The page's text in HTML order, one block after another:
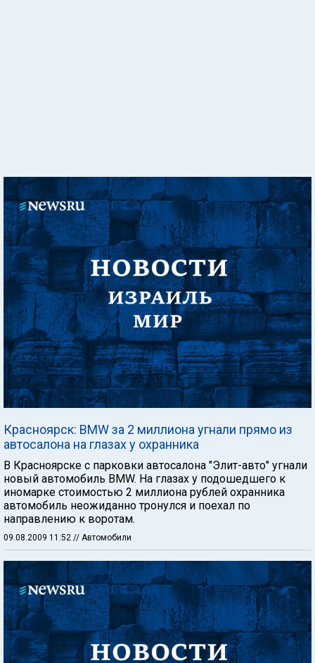
Красноярск: BMW за 2 миллиона угнали прямо из
автосалона на глазах у охранника
В Красноярске с парковки автосалона "Элит-авто" угнали
новый автомобиль BMW. На глазах у подошедшего к
иномарке стоимостью 2 миллиона рублей охранника
автомобиль неожиданно тронулся и поехал по
направлению к воротам.
09.08.2009 11:52 // Автомобили